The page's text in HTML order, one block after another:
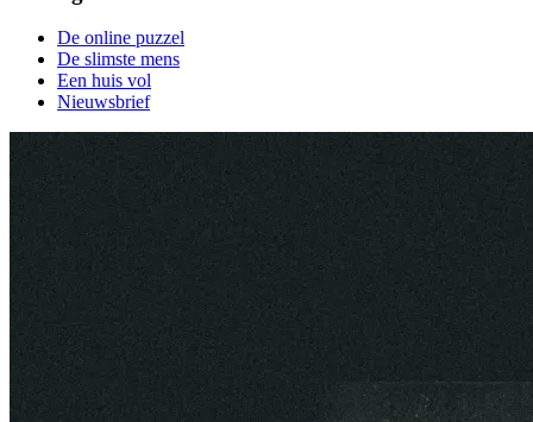
De online puzzel
De slimste mens
Een huis vol
Nieuwsbrief